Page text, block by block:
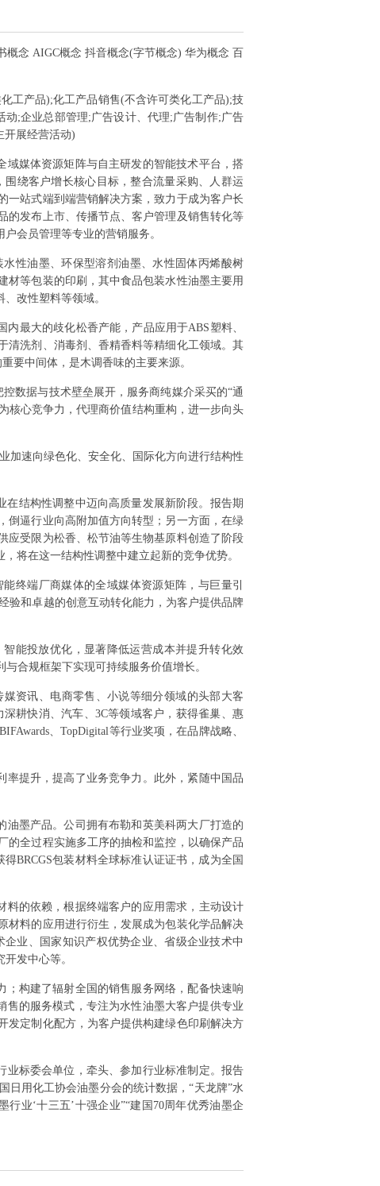
念 AIGC概念 抖音概念(字节概念) 华为概念 百
工产品);化工产品销售(不含许可类化工产品);技
;企业总部管理;广告设计、代理;广告制作;广告
开展经营活动)
媒体资源矩阵与自主研发的智能技术平台，搭
绕客户增长核心目标，整合流量采购、人群运
一站式端到端营销解决方案，致力于成为客户长
的发布上市、传播节点、客户管理及销售转化等
会员管理等专业的营销服务。
性油墨、环保型溶剂油墨、水性固体丙烯酸树
材等包装的印刷，其中食品包装水性油墨主要用
改性塑料等领域。
最大的歧化松香产能，产品应用于ABS塑料、
清洗剂、消毒剂、香精香料等精细化工领域。其
要中间体，是木调香味的主要来源。
数据与技术壁垒展开，服务商纯媒介采买的“通
核心竞争力，代理商价值结构重构，进一步向头
加速向绿色化、安全化、国际化方向进行结构性
结构性调整中迈向高质量发展新阶段。报告期
倒逼行业向高附加值方向转型；另一方面，在绿
应受限为松香、松节油等生物基原料创造了阶段
将在这一结构性调整中建立起新的竞争优势。
终端厂商媒体的全域媒体资源矩阵，与巨量引
验和卓越的创意互动转化能力，为客户提供品牌
能投放优化，显著降低运营成本并提升转化效
合规框架下实现可持续服务价值增长。
资讯、电商零售、小说等细分领域的头部大客
耕快消、汽车、3C等领域客户，获得雀巢、惠
、TopDigital等行业奖项，在品牌战略、
提升，提高了业务竞争力。此外，紧随中国品
墨产品。公司拥有布勒和英美科两大厂打造的
的全过程实施多工序的抽检和监控，以确保产品
BRCGS包装材料全球标准认证证书，成为全国
的依赖，根据终端客户的应用需求，主动设计
材料的应用进行衍生，发展成为包装化学品解决
业、国家知识产权优势企业、省级企业技术中
发中心等。
构建了辐射全国的销售服务网络，配备快速响
售的服务模式，专注为水性油墨大客户提供专业
发定制化配方，为客户提供构建绿色印刷解决方
标委会单位，牵头、参加行业标准制定。报告
日用化工协会油墨分会的统计数据，“天龙牌”水
业‘十三五’十强企业”“建国70周年优秀油墨企